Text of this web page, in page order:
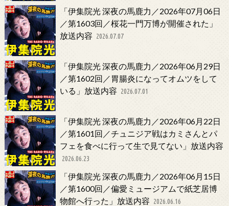
「伊集院光 深夜の馬鹿力／2026年07月06日
／第1603回／桜花一門万博が開催された」
放送内容 2026.07.07
「伊集院光 深夜の馬鹿力／2026年06月29日
／第1602回／胃腸炎になってオムツをして
いる」放送内容 2026.07.01
「伊集院光 深夜の馬鹿力／2026年06月22日
／第1601回／チュニジア戦はカミさんとパ
フェを食べに行って生で見てない」放送内容
2026.06.23
「伊集院光 深夜の馬鹿力／2026年06月15日
／第1600回／偏愛ミュージアムで紙芝居博
物館へ行った」放送内容 2026.06.16